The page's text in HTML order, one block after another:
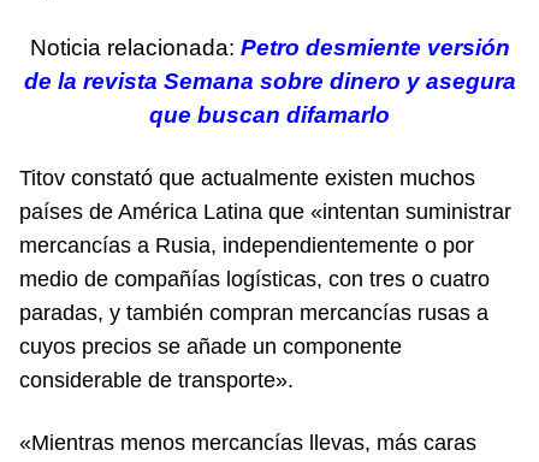
Noticia relacionada: Petro desmiente versión
de la revista Semana sobre dinero y asegura
que buscan difamarlo
Titov constató que actualmente existen muchos
países de América Latina que «intentan suministrar
mercancías a Rusia, independientemente o por
medio de compañías logísticas, con tres o cuatro
paradas, y también compran mercancías rusas a
cuyos precios se añade un componente
considerable de transporte».
«Mientras menos mercancías llevas, más caras